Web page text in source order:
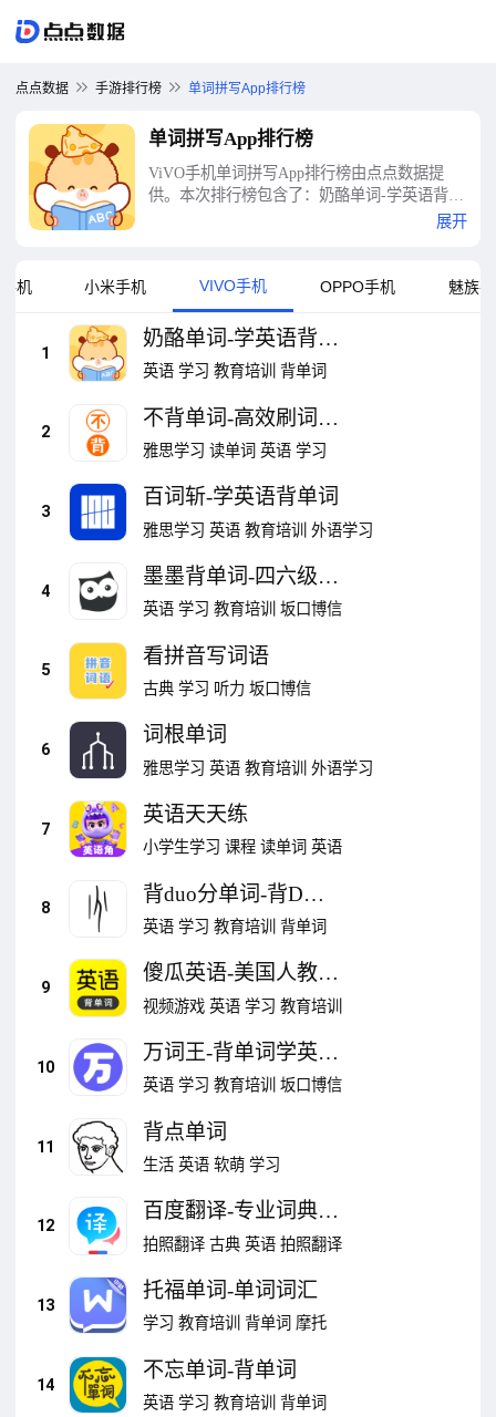
点点数据 手游排行榜 单词拼写App排行榜
单词拼写App排行榜
ViVO手机单词拼写App排行榜由点点数据提
供。本次排行榜包含了：奶酪单词-学英语背单
词、不背单词-高效刷词备考、百词斩-学英语
单词-背D分高中四六级、傻瓜英语-美国人教你
背单词、万词王-背单词学英语神器等十大单词
拼写App排行榜
展开
机 小米手机 VIVO手机 OPPO手机 魅族
1
奶酪单词-学英语背单
词
英语 学习 教育培训 背单词
2
不背单词-高效刷词备
考
雅思学习 读单词 英语 学习
3
百词斩-学英语背单词
雅思学习 英语 教育培训 外语学习
4
墨墨背单词-四六级考
研词汇记忆
英语 学习 教育培训 坂口博信
5
看拼音写词语
古典 学习 听力 坂口博信
6
词根单词
雅思学习 英语 教育培训 外语学习
7
英语天天练
小学生学习 课程 读单词 英语
8
背duo分单词-背D分
高中四六级
英语 学习 教育培训 背单词
9
傻瓜英语-美国人教你
背单词
视频游戏 英语 学习 教育培训
10
万词王-背单词学英语
神器
英语 学习 教育培训 坂口博信
11
背点单词
生活 英语 软萌 学习
12
百度翻译-专业词典学
英语背单词
拍照翻译 古典 英语 拍照翻译
13
托福单词-单词词汇
学习 教育培训 背单词 摩托
14
不忘单词-背单词
英语 学习 教育培训 背单词